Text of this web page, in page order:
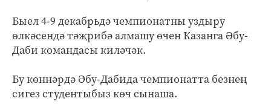
Быел 4-9 декабрьдә чемпионатны уздыру
өлкәсендә тәҗрибә алмашу өчен Казанга Әбу-
Даби командасы киләчәк.
Бу көннәрдә Әбу-Дабида чемпионатта безнең
сигез студентыбыз көч сынаша.